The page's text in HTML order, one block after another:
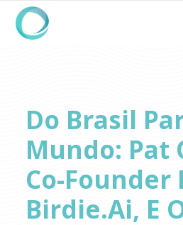
Do Brasil
Mundo: Pat
Co-Founder
Birdie.ai, E